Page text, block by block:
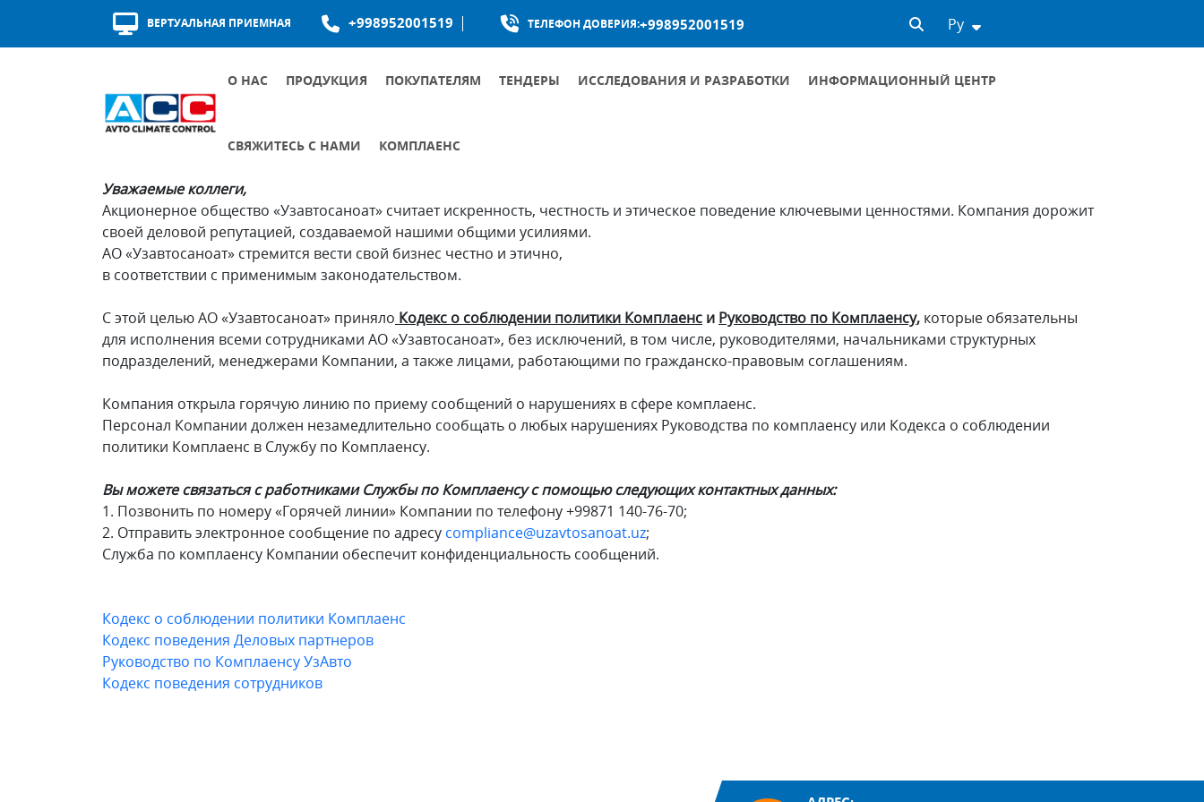
ВЕРТУАЛЬНАЯ ПРИЕМНАЯ +998952001519 ТЕЛЕФОН ДОВЕРИЯ:+998952001519 Ру
О НАС ПРОДУКЦИЯ ПОКУПАТЕЛЯМ ТЕНДЕРЫ ИССЛЕДОВАНИЯ И РАЗРАБОТКИ ИНФОРМАЦИОННЫЙ ЦЕНТР
СВЯЖИТЕСЬ С НАМИ КОМПЛАЕНС
– в переводе с английского означает «соответствие».
Уважаемые коллеги,
Акционерное общество «Узавтосаноат» считает искренность, честность и этическое поведение ключевыми ценностями. Компания дорожит
своей деловой репутацией, создаваемой нашими общими усилиями.
АО «Узавтосаноат» стремится вести свой бизнес честно и этично,
в соответствии с применимым законодательством.
С этой целью АО «Узавтосаноат» приняло Кодекс о соблюдении политики Комплаенс и Руководство по Комплаенсу, которые обязательны
для исполнения всеми сотрудниками АО «Узавтосаноат», без исключений, в том числе, руководителями, начальниками структурных
подразделений, менеджерами Компании, а также лицами, работающими по гражданско-правовым соглашениям.
Компания открыла горячую линию по приему сообщений о нарушениях в сфере комплаенс.
Персонал Компании должен незамедлительно сообщать о любых нарушениях Руководства по комплаенсу или Кодекса о соблюдении
политики Комплаенс в Службу по Комплаенсу.
Вы можете связаться с работниками Службы по Комплаенсу с помощью следующих контактных данных:
1. Позвонить по номеру «Горячей линии» Компании по телефону +99871 140-76-70;
2. Отправить электронное сообщение по адресу compliance@uzavtosanoat.uz;
Служба по комплаенсу Компании обеспечит конфиденциальность сообщений.
Кодекс о соблюдении политики Комплаенс
Кодекс поведения Деловых партнеров
Руководство по Комплаенсу УзАвто
Кодекс поведения сотрудников